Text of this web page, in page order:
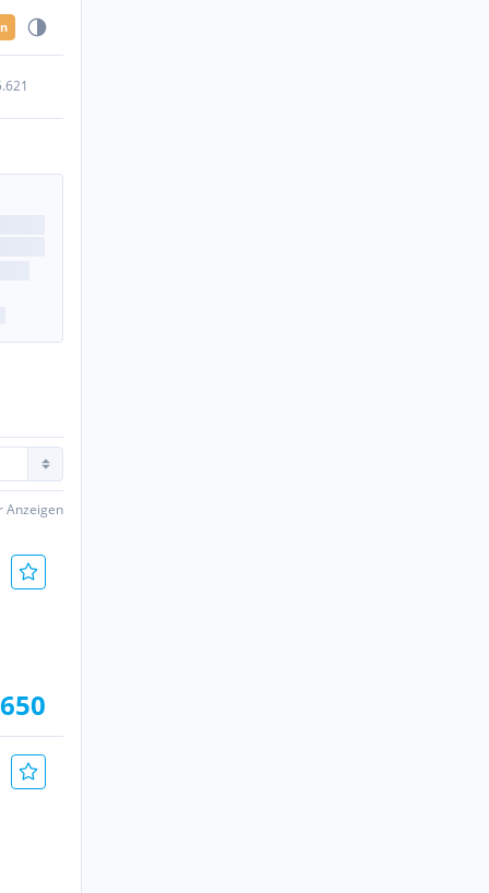
Anzeigen